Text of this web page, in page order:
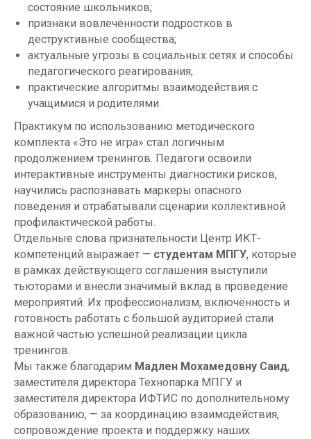
состояние школьников;
признаки вовлечённости подростков в
деструктивные сообщества;
актуальные угрозы в социальных сетях и способы
педагогического реагирования;
практические алгоритмы взаимодействия с
учащимися и родителями.
Практикум по использованию методического
комплекта «Это не игра» стал логичным
продолжением тренингов. Педагоги освоили
интерактивные инструменты диагностики рисков,
научились распознавать маркеры опасного
поведения и отрабатывали сценарии коллективной
профилактической работы.
Отдельные слова признательности Центр ИКТ-
компетенций выражает — студентам МПГУ, которые
в рамках действующего соглашения выступили
тьюторами и внесли значимый вклад в проведение
мероприятий. Их профессионализм, включённость и
готовность работать с большой аудиторией стали
важной частью успешной реализации цикла
тренингов.
Мы также благодарим Мадлен Мохамедовну Саид,
заместителя директора Технопарка МПГУ и
заместителя директора ИФТИС по дополнительному
образованию, — за координацию взаимодействия,
сопровождение проекта и поддержку наших